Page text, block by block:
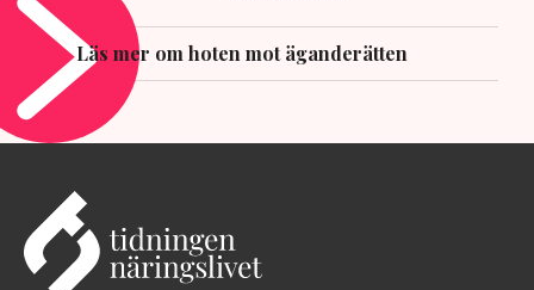
Läs mer om hoten mot äganderätten